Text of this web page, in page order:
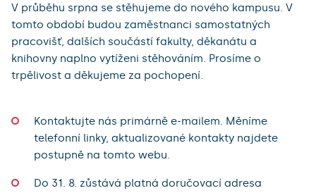
V průběhu srpna se stěhujeme do nového kampusu. V
tomto období budou zaměstnanci samostatných
pracovišť, dalších součástí fakulty, děkanátu a
knihovny naplno vytíženi stěhováním. Prosíme o
trpělivost a děkujeme za pochopení.
Kontaktujte nás primárně e-mailem. Měníme
telefonní linky, aktualizované kontakty najdete
postupně na tomto webu.
Do 31. 8. zůstává platná doručovací adresa